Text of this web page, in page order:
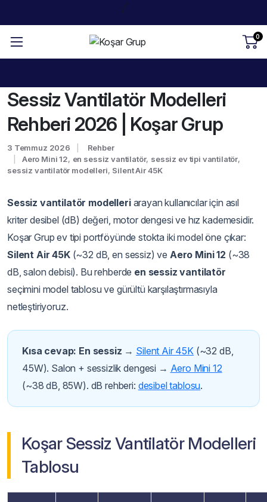
0
Sessiz Vantilatör Modelleri
Rehberi 2026 | Koşar Grup
3 Temmuz 2026
Rehber
Aero Mini 12, en sessiz vantilatör, sessiz ev tipi vantilatör,
sessiz vantilatör modelleri, Silent Air 45K
Sessiz vantilatör modelleriarayan kullanıcılar için asıl
kriter desibel (dB) değeri, motor dengesi ve hız kademesidir.
Koşar Grup ev tipi portföyünde stokta iki model öne çıkar:
Silent Air 45K(~32 dB, en sessiz) ve Aero Mini 12 (~38
dB, salon debisi). Bu rehberde en sessiz vantilatör
seçimini model tablosu ve gürültü karşılaştırmasıyla
netleştiriyoruz.
Kısa cevap: En sessiz → Silent Air 45K(~32 dB,
45W). Salon + sessizlik dengesi → Aero Mini 12
(~38 dB, 85W). dB rehberi: desibel tablosu.
Koşar Sessiz Vantilatör Modelleri
Tablosu